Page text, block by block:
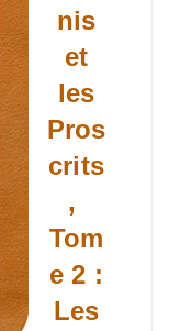
nis
et
les
Pros
crits
,
Tom
e 2 :
Les